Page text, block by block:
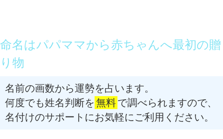
命名はパパママから赤ちゃんへ最初の贈
り物
名前の画数から運勢を占います。
何度でも姓名判断を 無料で調べられますので、
名付けのサポートにお気軽にご利用ください。